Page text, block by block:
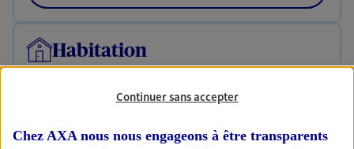
Habitation
Votre logement est unique, comme vous. Le
contrat Ma Maison assure votre sérénité en
protégeant ce qui vous tient à coeur.
Découvrir l'offre Habitation
Continuer sans accepter
Chez AXA nous nous engageons à être transparents